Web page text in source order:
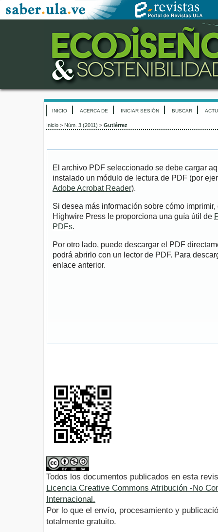
INICIO ACERCA DE INICIAR SESIÓN BUSCAR
Inicio > Núm. 3 (2011) > Gutiérrez
El archivo PDF seleccionado se debe cargar
instalado un módulo de lectura de PDF (por
Adobe Acrobat Reader).
Si desea más información sobre cómo
Highwire Press le proporciona una guía útil de
PDFs.
Por otro lado, puede descargar el PDF
podrá abrirlo con un lector de PDF. Para
enlace anterior.
Todos los documentos publicados en esta
Licencia Creative Commons Atribución -No
Internacional.
Por lo que el envío, procesamiento y
totalmente gratuito.